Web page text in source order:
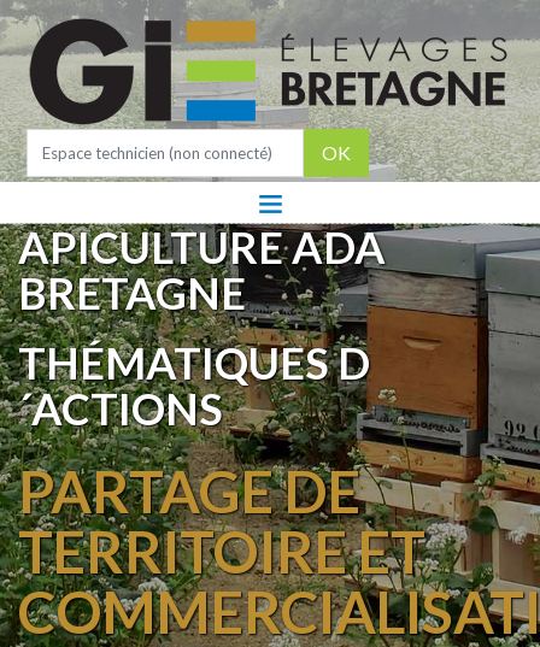
OK
APICULTURE ADA
BRETAGNE
THÉMATIQUES D
´ACTIONS
PARTAGE DE
TERRITOIRE ET